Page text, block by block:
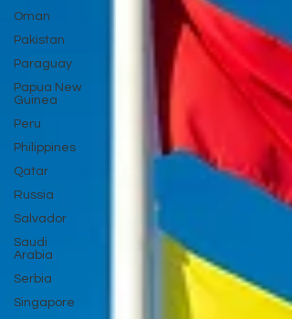
Oman
Pakistan
Paraguay
Papua New
Guinea
Peru
Philippines
Qatar
Russia
Salvador
Saudi
Arabia
Serbia
Singapore